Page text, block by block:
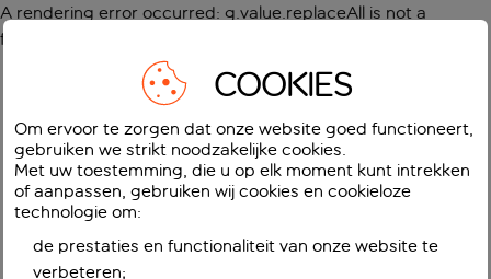
A rendering error occurred: g.value.replaceAll is not a
function
COOKIES
Om ervoor te zorgen dat onze website goed functioneert,
gebruiken we strikt noodzakelijke cookies.
Met uw toestemming, die u op elk moment kunt intrekken
of aanpassen, gebruiken wij cookies en cookieloze
technologie om:
de prestaties en functionaliteit van onze website te
verbeteren;